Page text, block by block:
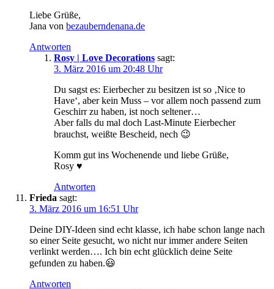
Liebe Grüße,
Jana von bezauberndenana.de
Antworten
Rosy | Love Decorations sagt:
3. März 2016 um 20:48 Uhr
Du sagst es: Eierbecher zu besitzen ist so ‚Nice to
Have‘, aber kein Muss – vor allem noch passend zum
Geschirr zu haben, ist noch seltener…
Aber falls du mal doch Last-Minute Eierbecher
brauchst, weißte Bescheid, nech 😉
Komm gut ins Wochenende und liebe Grüße,
Rosy ♥
Antworten
Frieda sagt:
3. März 2016 um 16:51 Uhr
Deine DIY-Ideen sind echt klasse, ich habe schon lange nach
so einer Seite gesucht, wo nicht nur immer andere Seiten
verlinkt werden…. Ich bin echt glücklich deine Seite
gefunden zu haben.😃
Antworten